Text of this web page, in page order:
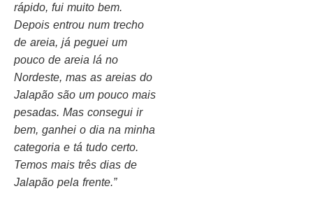
rápido, fui muito bem.
Depois entrou num trecho
de areia, já peguei um
pouco de areia lá no
Nordeste, mas as areias do
Jalapão são um pouco mais
pesadas. Mas consegui ir
bem, ganhei o dia na minha
categoria e tá tudo certo.
Temos mais três dias de
Jalapão pela frente.”